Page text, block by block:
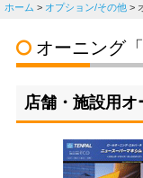
ホーム > オプション/その他 >
オーニング
店舗・施設用